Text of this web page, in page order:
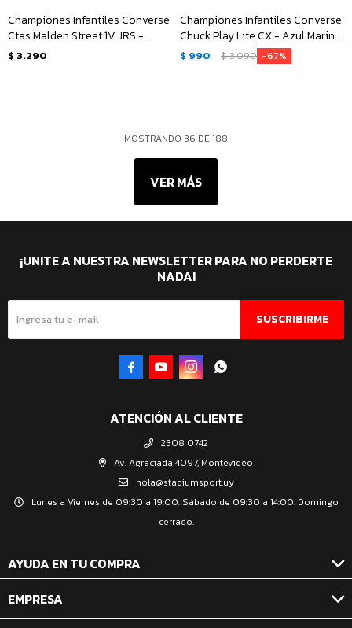
Championes Infantiles Converse
Ctas Malden Street 1V JRS -
Negro - Blanco
$ 3.290
Championes Infantiles Converse
Chuck Play Lite CX - Azul Marino
- Blanco
$ 990 $3.090 67
MOSTRANDO 36 DE188
VER MÁS
ATENCIÓN AL CLIENTE
2308 0742
Av. Agraciada 4097, Montevideo
hola@stadiumsport.uy
Lunes a Viernes de 09:30 a 19:00. Sábado de 09:30 a 14:00. Domingo
cerrado.
AYUDA EN TU COMPRA
EMPRESA
¡UNITE A NUESTRA NEWSLETTER PARA NO PERDERTE
NADA!
SUSCRIBIRME
   